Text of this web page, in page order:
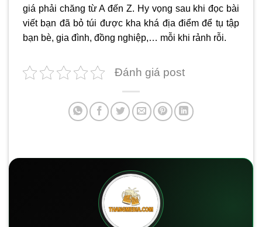
giá phải chăng từ A đến Z. Hy vọng sau khi đọc bài
viết bạn đã bỏ túi được kha khá địa điểm để tụ tập
bạn bè, gia đình, đồng nghiệp,… mỗi khi rảnh rỗi.
Đánh giá post